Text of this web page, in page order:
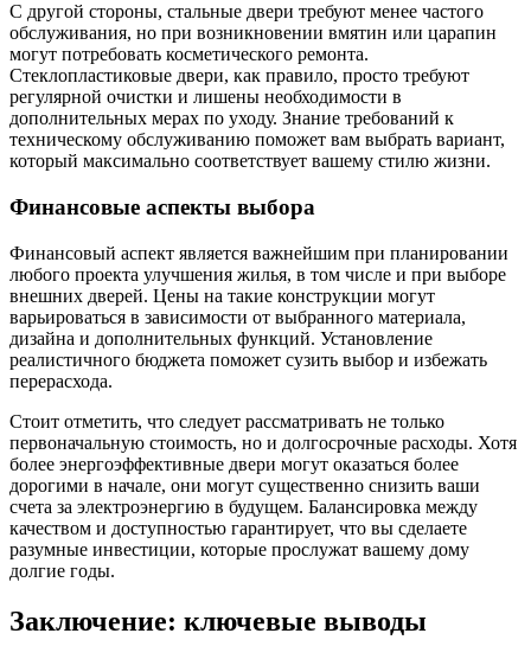
С другой стороны, стальные двери требуют менее частого
обслуживания, но при возникновении вмятин или царапин
могут потребовать косметического ремонта.
Стеклопластиковые двери, как правило, просто требуют
регулярной очистки и лишены необходимости в
дополнительных мерах по уходу. Знание требований к
техническому обслуживанию поможет вам выбрать вариант,
который максимально соответствует вашему стилю жизни.
Финансовые аспекты выбора
Финансовый аспект является важнейшим при планировании
любого проекта улучшения жилья, в том числе и при выборе
внешних дверей. Цены на такие конструкции могут
варьироваться в зависимости от выбранного материала,
дизайна и дополнительных функций. Установление
реалистичного бюджета поможет сузить выбор и избежать
перерасхода.
Стоит отметить, что следует рассматривать не только
первоначальную стоимость, но и долгосрочные расходы. Хотя
более энергоэффективные двери могут оказаться более
дорогими в начале, они могут существенно снизить ваши
счета за электроэнергию в будущем. Балансировка между
качеством и доступностью гарантирует, что вы сделаете
разумные инвестиции, которые прослужат вашему дому
долгие годы.
Заключение: ключевые выводы